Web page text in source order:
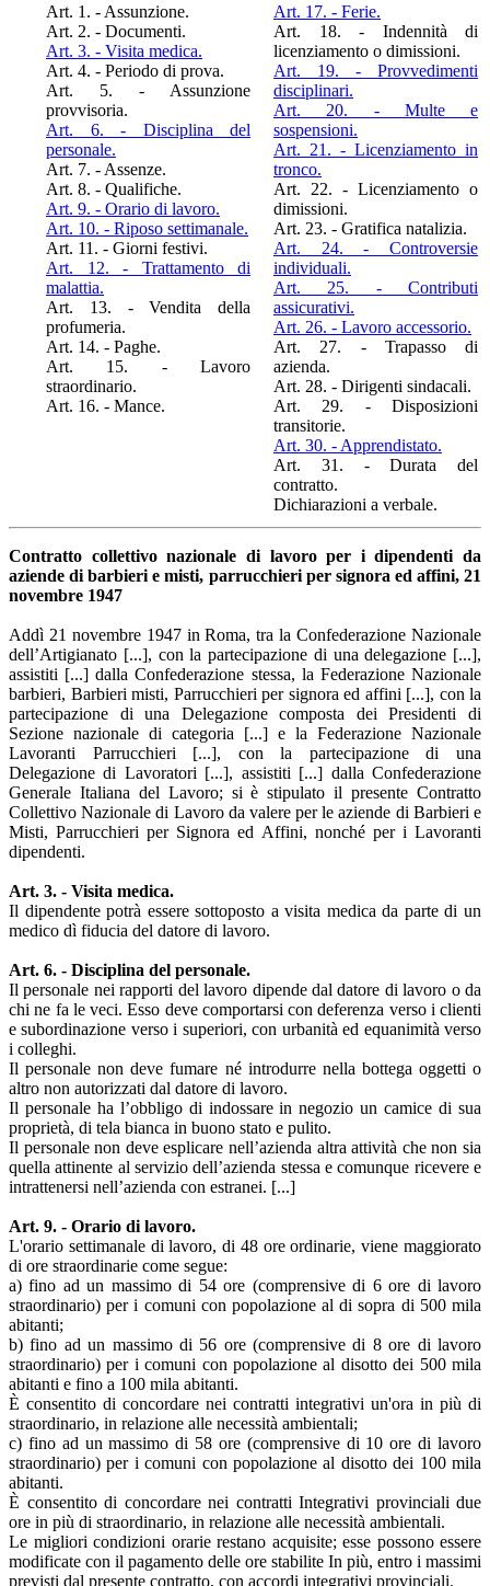
Art. 1. - Assunzione.
Art. 2. - Documenti.
Art. 3. - Visita medica.
Art. 4. - Periodo di prova.
Art. 5. - Assunzione
provvisoria.
Art. 6. - Disciplina del
personale.
Art. 7. - Assenze.
Art. 8. - Qualifiche.
Art. 9. - Orario di lavoro.
Art. 10. - Riposo settimanale.
Art. 11. - Giorni festivi.
Art. 12. - Trattamento di
malattia.
Art. 13. - Vendita della
profumeria.
Art. 14. - Paghe.
Art. 15. - Lavoro
straordinario.
Art. 16. - Mance.
Art. 17. - Ferie.
Art. 18. - Indennità di
licenziamento o dimissioni.
Art. 19. - Provvedimenti
disciplinari.
Art. 20. - Multe e
sospensioni.
Art. 21. - Licenziamento in
tronco.
Art. 22. - Licenziamento o
dimissioni.
Art. 23. - Gratifica natalizia.
Art. 24. - Controversie
individuali.
Art. 25. - Contributi
assicurativi.
Art. 26. - Lavoro accessorio.
Art. 27. - Trapasso di
azienda.
Art. 28. - Dirigenti sindacali.
Art. 29. - Disposizioni
transitorie.
Art. 30. - Apprendistato.
Art. 31. - Durata del
contratto.
Dichiarazioni a verbale.
Contratto collettivo nazionale di lavoro per i dipendenti da
aziende di barbieri e misti, parrucchieri per signora ed affini, 21
novembre 1947
Addì 21 novembre 1947 in Roma, tra la Confederazione Nazionale
dell’Artigianato [...], con la partecipazione di una delegazione [...],
assistiti [...] dalla Confederazione stessa, la Federazione Nazionale
barbieri, Barbieri misti, Parrucchieri per signora ed affini [...], con la
partecipazione di una Delegazione composta dei Presidenti di
Sezione nazionale di categoria [...] e la Federazione Nazionale
Lavoranti Parrucchieri [...], con la partecipazione di una
Delegazione di Lavoratori [...], assistiti [...] dalla Confederazione
Generale Italiana del Lavoro; si è stipulato il presente Contratto
Collettivo Nazionale di Lavoro da valere per le aziende di Barbieri e
Misti, Parrucchieri per Signora ed Affini, nonché per i Lavoranti
dipendenti.
Art. 3. - Visita medica.
Il dipendente potrà essere sottoposto a visita medica da parte di un
medico dì fiducia del datore di lavoro.
Art. 6. - Disciplina del personale.
Il personale nei rapporti del lavoro dipende dal datore di lavoro o da
chi ne fa le veci. Esso deve comportarsi con deferenza verso i clienti
e subordinazione verso i superiori, con urbanità ed equanimità verso
i colleghi.
Il personale non deve fumare né introdurre nella bottega oggetti o
altro non autorizzati dal datore di lavoro.
Il personale ha l’obbligo di indossare in negozio un camice di sua
proprietà, di tela bianca in buono stato e pulito.
Il personale non deve esplicare nell’azienda altra attività che non sia
quella attinente al servizio dell’azienda stessa e comunque ricevere e
intrattenersi nell’azienda con estranei. [...]
Art. 9. - Orario di lavoro.
L'orario settimanale di lavoro, di 48 ore ordinarie, viene maggiorato
di ore straordinarie come segue:
а) fino ad un massimo di 54 ore (comprensive di 6 ore di lavoro
straordinario) per i comuni con popolazione al di sopra di 500 mila
abitanti;
b) fino ad un massimo di 56 ore (comprensive di 8 ore di lavoro
straordinario) per i comuni con popolazione al disotto dei 500 mila
abitanti e fino a 100 mila abitanti.
È consentito di concordare nei contratti integrativi un'ora in più di
straordinario, in relazione alle necessità ambientali;
c) fino ad un massimo di 58 ore (comprensive di 10 ore di lavoro
straordinario) per i comuni con popolazione al disotto dei 100 mila
abitanti.
È consentito di concordare nei contratti Integrativi provinciali due
ore in più di straordinario, in relazione alle necessità ambientali.
Le migliori condizioni orarie restano acquisite; esse possono essere
modificate con il pagamento delle ore stabilite In più, entro i massimi
previsti dal presente contratto, con accordi integrativi provinciali.